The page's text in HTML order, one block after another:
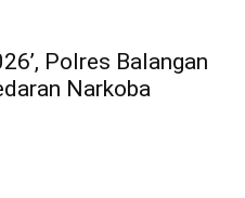
Polres Balangan
Narkoba